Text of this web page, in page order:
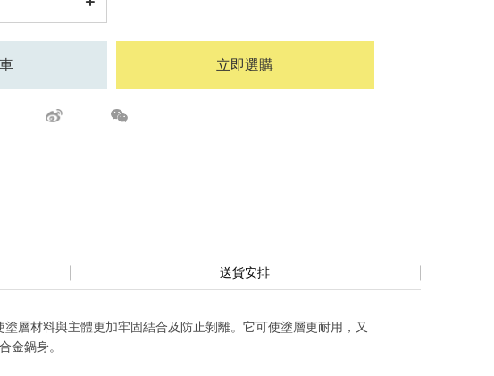
立即選購
送貨安排
層材料與主體更加牢固結合及防止剝離。它可使塗層更耐用，又
金鍋身。